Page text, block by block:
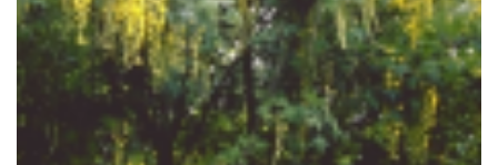
Bastaardgoudenregen